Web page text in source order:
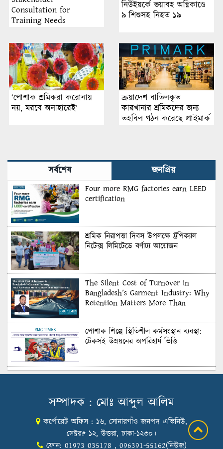
Consultation for
Training Needs
Dhaka by Sustainable
Management System Inc.
নিউইয়র্কে ভয়াবহ অগ্নিকাণ্ডে
৯ শিশুসহ নিহত ১৯
‘পোশাক শ্রমিকরা করোনায়
নয়, মরবে‌ অনাহারেই’
ক্রয়াদেশ বাতিলকৃত
কারখানার শ্রমিকদের জন্য
তহবিল গঠন করেছে প্রাইমার্ক
সর্বশেষ জনপ্রিয়
Four more RMG factories earn LEED
certification
শ্রমিক নিরাপত্তা দিবস উপলক্ষে ট্রপিক্যাল
নিটেক্স লিমিটেডে বর্ণাঢ্য আয়োজন
The Silent Cost of Turnover in
Bangladesh’s Garment Industry: Why
Retention Matters More Than
পোশাক শিল্পে স্থিতিশীল কর্মসংস্থান ব্যবস্থা:
টেকসই উন্নয়নের অপরিহার্য ভিত্তি
শুল্কের দেয়াল ভাঙার সুযোগ: মার্কিন বাজারে
Honoring Excellence: Texstream
Fashion Ltd. Rewards Best Workers–
2026
সম্পাদক : মোঃ আব্দুল আলিম
কর্পোরেট অফিস : ১৬, সোনারগাঁও জনপদ এভিনিউ,
সেক্টর# ১২, উত্তরা, ঢাকা-১২৩০।
ফোন: 01973 035178 , 096391-55162(নিউজ)